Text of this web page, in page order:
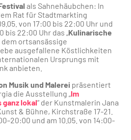
als Sahnehäubchen: In
Rat für Stadtmarkting
von 17:00 bis 22:00 Uhr und
bis 22:00 Uhr das „ Kulinarische
dem ortsansässige
ausgefallene Köstlichkeiten
Ursprungs mit
anbieten.
Musik und Malerei präsentiert
die Ausstellung „ Im
ganz lokal“ der Kunstmalerin Jana
& Bühne, Kirchstraße 17-21.
und am 10.05. von 14:00-